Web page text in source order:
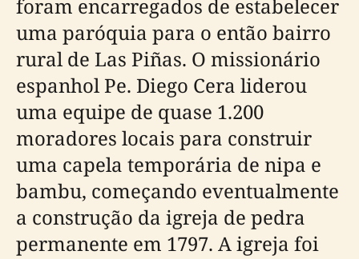
foram encarregados de estabelecer
uma paróquia para o então bairro
rural de Las Piñas. O missionário
espanhol Pe. Diego Cera liderou
uma equipe de quase 1.200
moradores locais para construir
uma capela temporária de nipa e
bambu, começando eventualmente
a construção da igreja de pedra
permanente em 1797. A igreja foi